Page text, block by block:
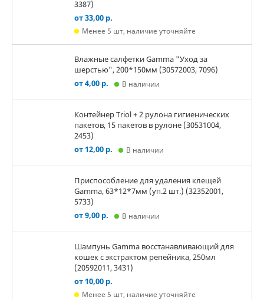
3387)
от 33,00 р.
Менее 5 шт, наличие уточняйте
Влажные салфетки Gamma "Уход за
шерстью", 200*150мм (30572003, 7096)
от 4,00 р.
В наличии
Контейнер Triol + 2 рулона гигиенических
пакетов, 15 пакетов в рулоне (30531004,
2453)
от 12,00 р.
В наличии
Приспособление для удаления клещей
Gamma, 63*12*7мм (уп.2 шт.) (32352001,
5733)
от 9,00 р.
В наличии
Шампунь Gamma восстанавливающий для
кошек с экстрактом репейника, 250мл
(20592011, 3431)
от 10,00 р.
Менее 5 шт, наличие уточняйте